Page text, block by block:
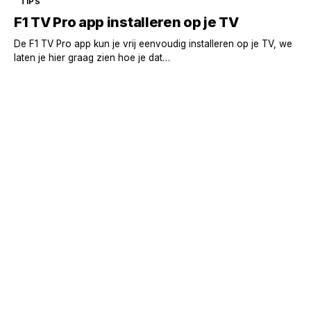
F1 TV Pro app installeren op je TV
De F1 TV Pro app kun je vrij eenvoudig installeren op je TV, we
laten je hier graag zien hoe je dat…